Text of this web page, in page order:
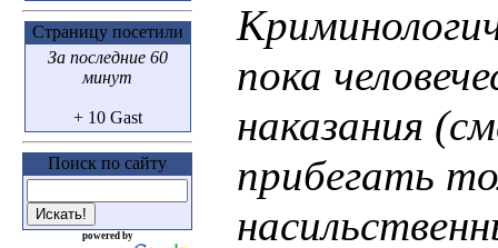
Страницу посетили
За последние 60
минут
+ 10 Gast
Поиск по сайту
powered by
пока
наказания
прибегать